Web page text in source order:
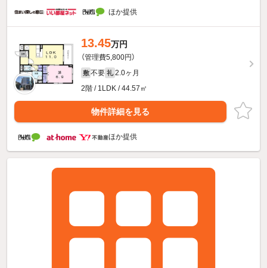
ほか提供
13.45万円
（管理費5,800円）
敷 不要 礼 2.0ヶ月
2階 / 1LDK / 44.57㎡
物件詳細を見る
ほか提供